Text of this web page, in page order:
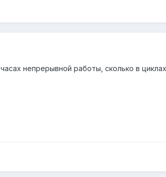
непрерывной работы, сколько в